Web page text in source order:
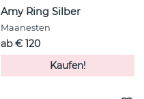
Amy Ring Silber
Maanesten
ab € 120
Kaufen!